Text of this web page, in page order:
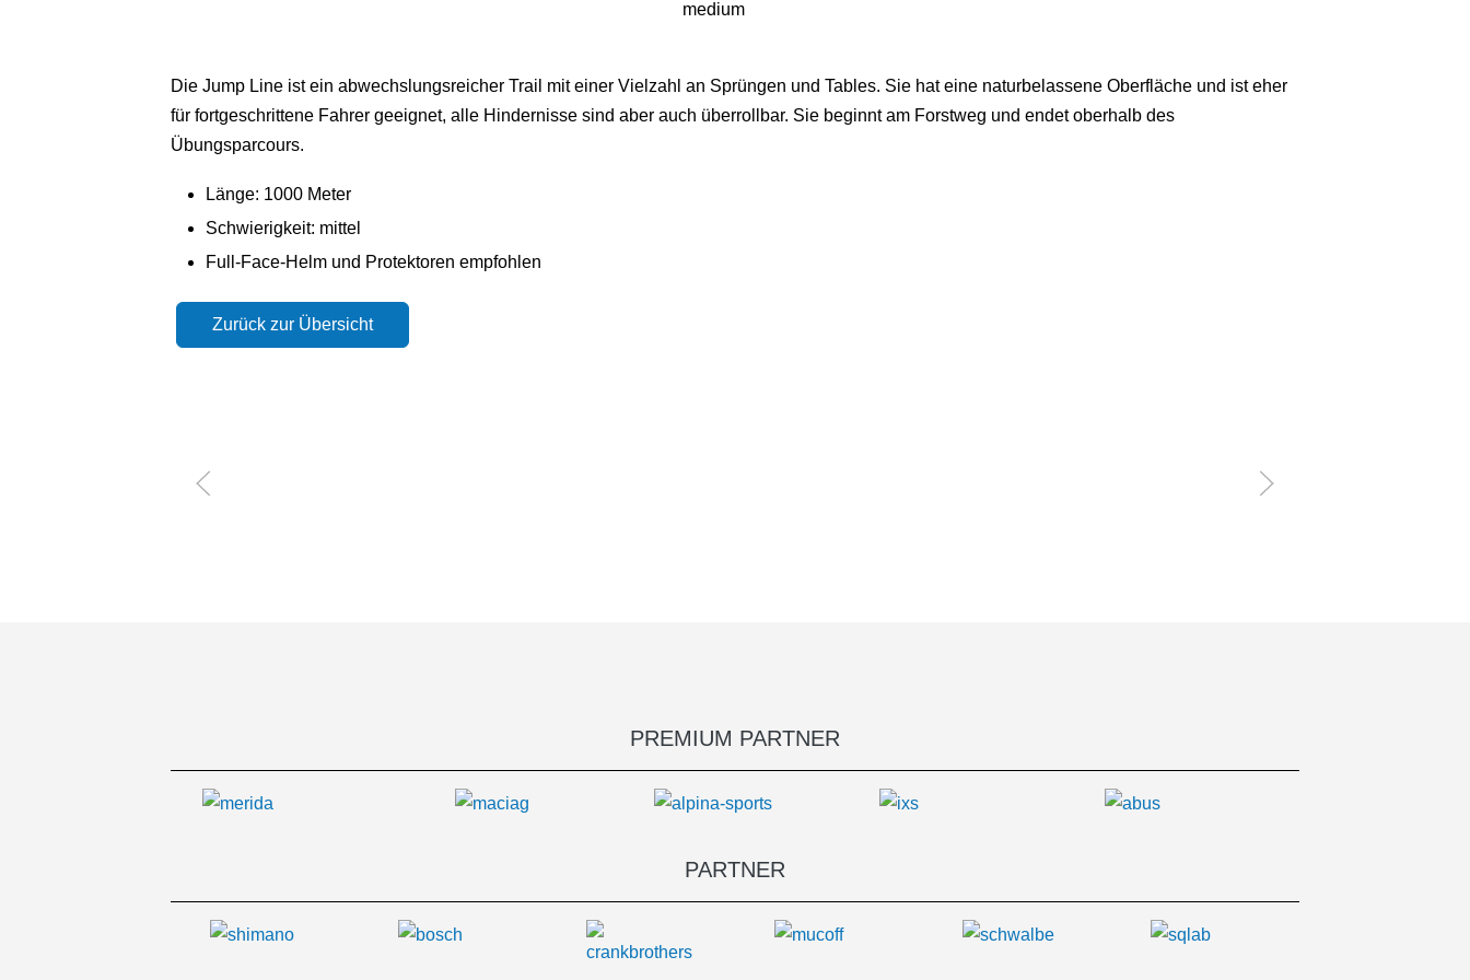
Die Jump Line ist ein abwechslungsreicher Trail mit einer Vielzahl an Sprüngen und Tables. Sie hat eine naturbelassene Oberfläche und ist eher
für fortgeschrittene Fahrer geeignet, alle Hindernisse sind aber auch überrollbar. Sie beginnt am Forstweg und endet oberhalb des
Übungsparcours.
Länge: 1000 Meter
Schwierigkeit: mittel
Full-Face-Helm und Protektoren empfohlen
Zurück zur Übersicht
PREMIUM PARTNER
PARTNER